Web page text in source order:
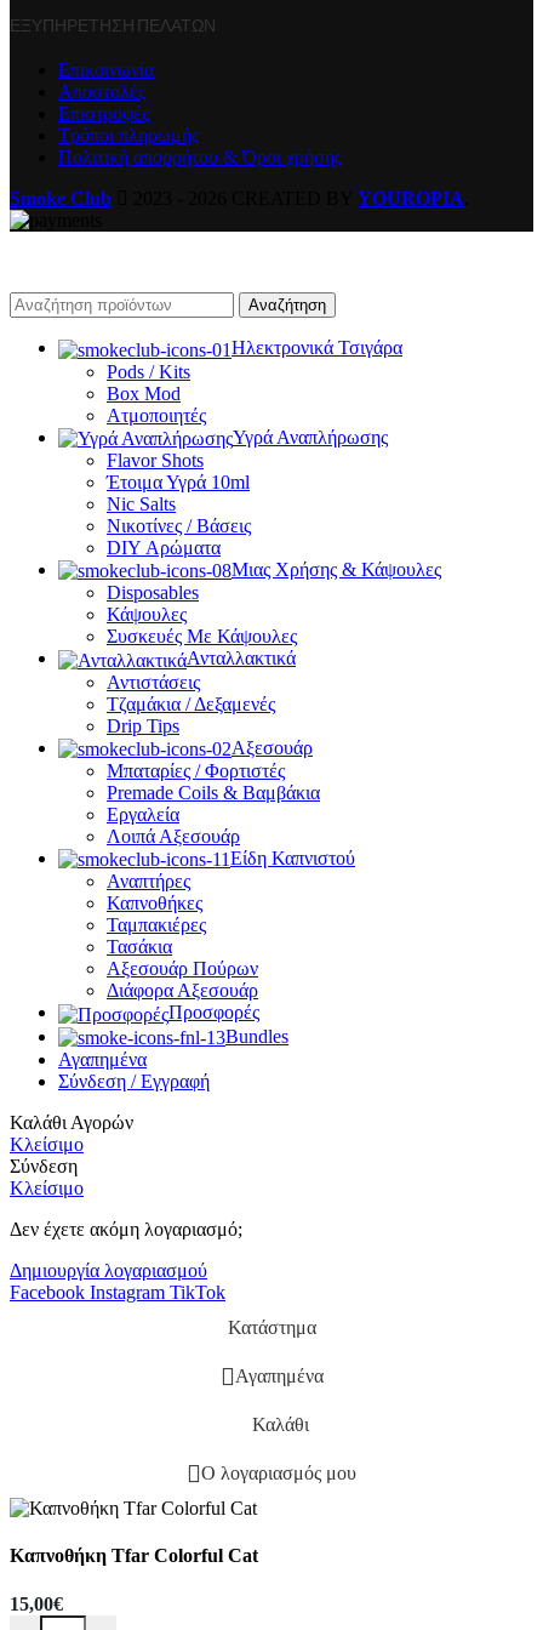
ΕΞΥΠΗΡΈΤΗΣΗ ΠΕΛΑΤΏΝ
Επικοινωνία
Αποστολές
Επιστροφές
Τρόποι πληρωμής
Πολιτική απορρήτου & Όροι χρήσης
Smoke Club
YOUROPIA
Αναζήτηση
Ηλεκτρονικά Τσιγάρα
Pods / Kits
Box Mod
Ατμοποιητές
Υγρά Αναπλήρωσης
Flavor Shots
Έτοιμα Υγρά 10ml
Nic Salts
Νικοτίνες / Βάσεις
DIY Αρώματα
Μιας Χρήσης & Κάψουλες
Disposables
Κάψουλες
Συσκευές Με Κάψουλες
Ανταλλακτικά
Αντιστάσεις
Τζαμάκια / Δεξαμενές
Drip Tips
Αξεσουάρ
Μπαταρίες / Φορτιστές
Premade Coils & Βαμβάκια
Εργαλεία
Λοιπά Αξεσουάρ
Είδη Καπνιστού
Αναπτήρες
Καπνοθήκες
Ταμπακιέρες
Τασάκια
Αξεσουάρ Πούρων
Διάφορα Αξεσουάρ
Προσφορές
Bundles
Αγαπημένα
Σύνδεση / Εγγραφή
Καλάθι Αγορών
Κλείσιμο
Σύνδεση
Κλείσιμο
Δεν έχετε ακόμη λογαριασμό;
Δημιουργία λογαριασμού
Facebook Instagram TikTok
Κατάστημα
Αγαπημένα
Καλάθι
Ο λογαριασμός μου
Καπνοθήκη Tfar Colorful Cat
15,00€
Καπνοθήκη Tfar Colorful Cat ποσότητα